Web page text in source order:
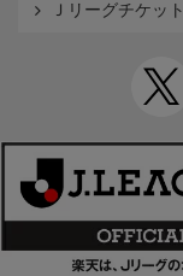
Ｊリーグチケット